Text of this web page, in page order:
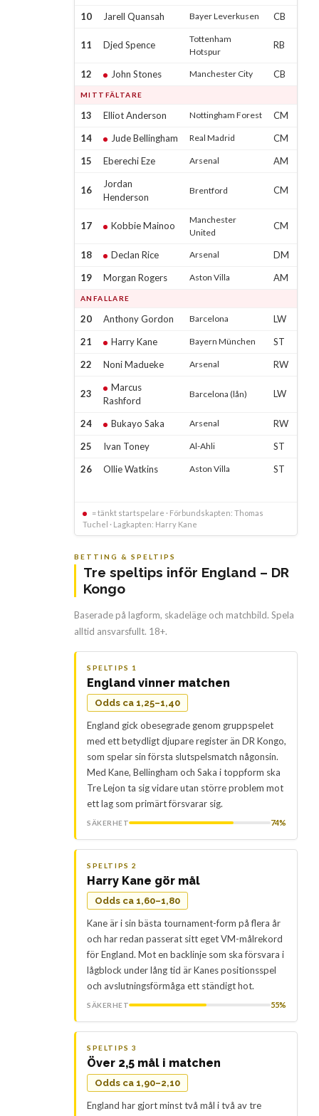
10
Jarell Quansah Bayer Leverkusen CB
11 Djed Spence
Tottenham
Hotspur
RB
12 John Stones Manchester City CB
MITTFÄLTARE
13 Elliot Anderson Nottingham Forest
CM
14
Jude Bellingham Real Madrid
CM
15
Eberechi Eze Arsenal AM
16
Jordan
Henderson
Brentford CM
17 Kobbie Mainoo
Manchester
United
CM
18 Declan Rice Arsenal
DM
19
Morgan Rogers Aston Villa AM
ANFALLARE
20 Anthony Gordon Barcelona
LW
21
Harry Kane Bayern München
ST
22
Noni Madueke Arsenal RW
23
Marcus
Rashford
Barcelona (lån) LW
24 Bukayo Saka Arsenal
RW
25
Ivan Toney Al-Ahli
ST
26
Ollie Watkins Aston Villa ST
= tänkt startspelare · Förbundskapten: Thomas
Tuchel · Lagkapten: Harry Kane
BETTING & SPELTIPS
Tre speltips inför England – DR
Kongo
Baserade på lagform, skadeläge och matchbild. Spela
alltid ansvarsfullt. 18+.
SPELTIPS 1
England vinner matchen
Odds ca 1,25–1,40
England gick obesegrade genom gruppspelet
med ett betydligt djupare register än DR Kongo,
som spelar sin första slutspelsmatch någonsin.
Med Kane, Bellingham och Saka i toppform ska
Tre Lejon ta sig vidare utan större problem mot
ett lag som primärt försvarar sig.
SÄKERHET 74%
SPELTIPS 2
Harry Kane gör mål
Odds ca 1,60–1,80
Kane är i sin bästa tournament-form på flera år
och har redan passerat sitt eget VM-målrekord
för England. Mot en backlinje som ska försvara i
lågblock under lång tid är Kanes positionsspel
och avslutningsförmåga ett ständigt hot.
SÄKERHET 55%
SPELTIPS 3
Över 2,5 mål i matchen
Odds ca 1,90–2,10
England har gjort minst två mål i två av tre